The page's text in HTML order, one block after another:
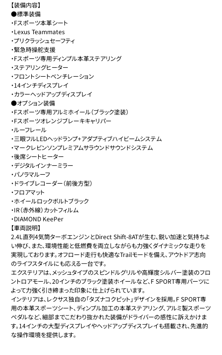
【装備内容】
●標準装備
・Fスポーツ本革シート
・Lexus Teammates
・プリクラッシュセーフティ
・緊急時操舵支援
・Fスポーツ専用ディンプル本革ステアリング
・ステアリングヒーター
・フロントシートベンチレーション
・14インチディスプレイ
・カラーヘッドアップディスプレイ
●オプション装備
・Fスポーツ専用アルミホイール（ブラック塗装）
・Fスポーツオレンジブレーキキャリパー
・ルーフレール
・三眼フルLEDヘッドランプ+アダプティブハイビームシステム
・マークレビンソンプレミアムサラウンドサウンドシステム
・後席シートヒーター
・デジタルインナーミラー
・パノラマルーフ
・ドライブレコーダー（前後方型）
・フロアマット
・ホイールロックボルトブラック
・IR（赤外線）カットフィルム
・DIAMOND KeePer
【車両説明】
2.4L直列4気筒ターボエンジンとDirect Shift-8ATが生む、鋭い加速と気持ちよ
い伸び、また、環境性能と低燃費を両立しながらも力強くダイナミックな走りを
実現しております。オフロード走行も快適なTrailモードを備え、アウトドア志向
のライフスタイルにも応える一台です。
エクステリアは、メッシュタイプのスピンドルグリルや高輝度シルバー塗装のフロ
ントロアモール、20インチのブラック塗装ホイールなど、F SPORT専用パーツに
よって力強く引き締まった印象に仕上げられています。
インテリアは、レクサス独自の「タズナコクピット」デザインを採用。F SPORT専
用の本革スポーツシート、ディンプル加工の本革ステアリング、アルミ製スポーツ
ペダルなど、細部までこだわり抜かれた装備がドライバーの感性に訴えかけま
す。14インチの大型ディスプレイやヘッドアップディスプレイも搭載され、先進的
な操作環境を提供します。